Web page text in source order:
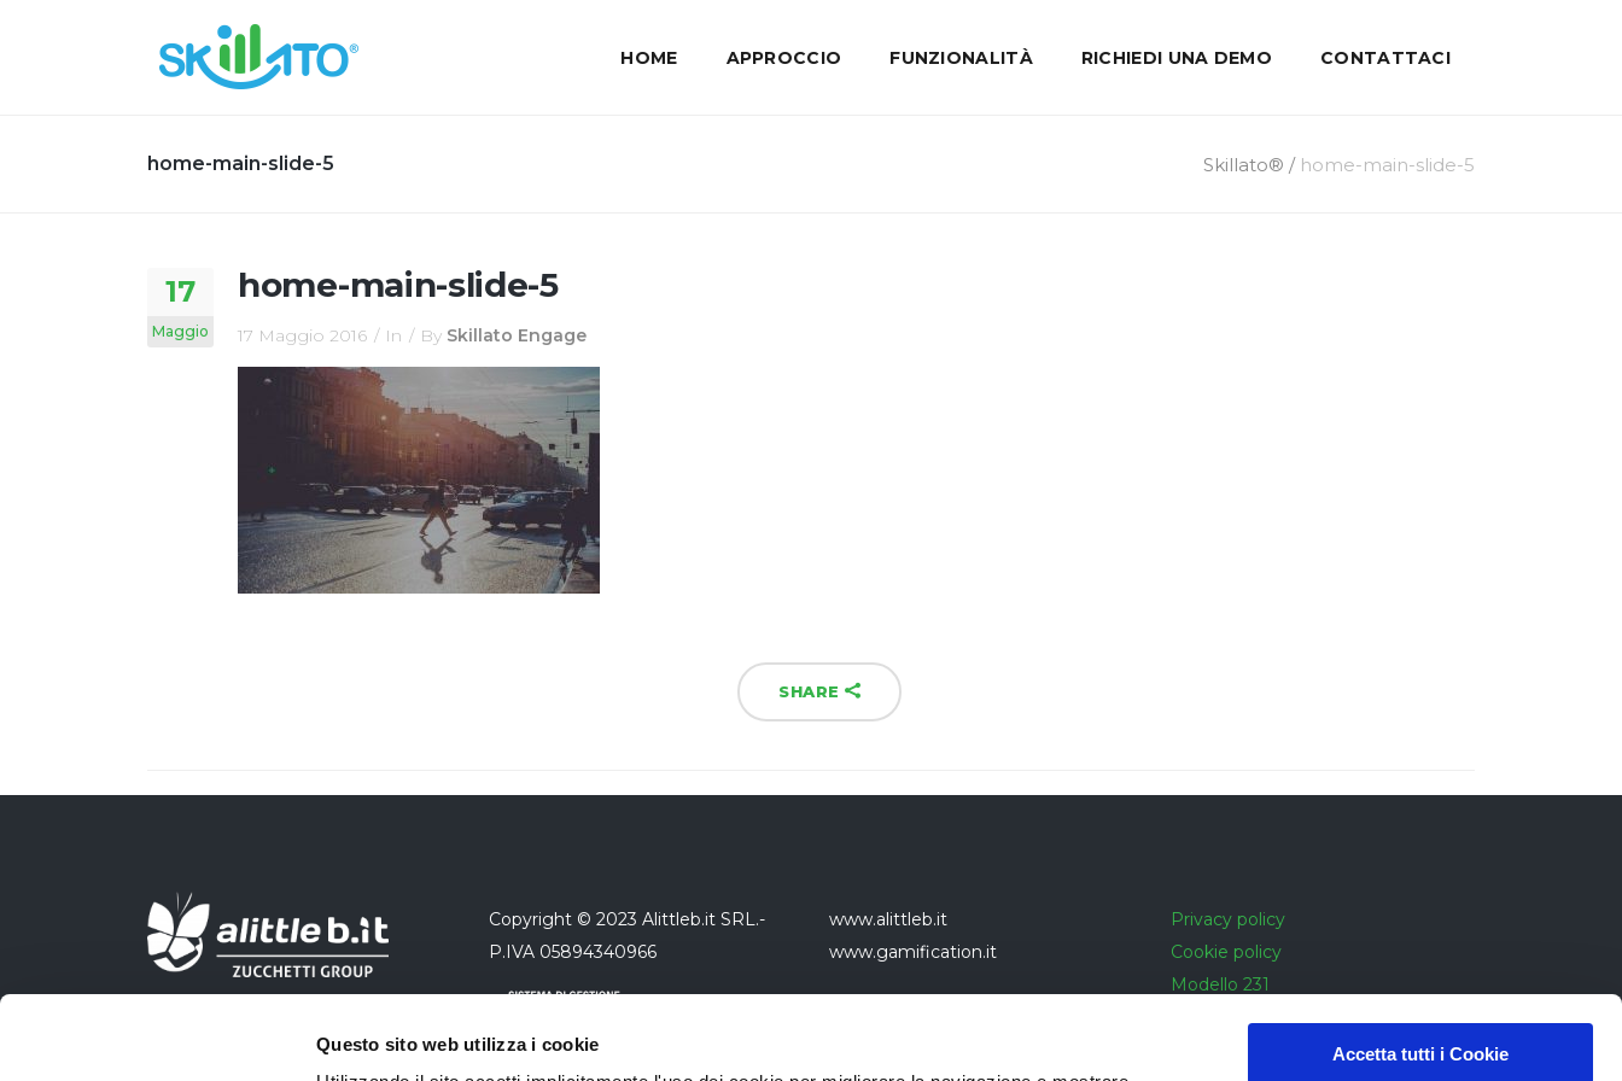
Questo sito web utilizza i cookie
Accetta tutti i Cookie
HOME APPROCCIO FUNZIONALITÀ RICHIEDI UNA DEMO CONTATTACI
home-main-slide-5 Skillato® / home-main-slide-5
17
Maggio
home-main-slide-5
17 Maggio 2016 In By Skillato Engage
SHARE
Copyright © 2023 Alittleb.it SRL.-
P.IVA 05894340966
www.alittleb.it
www.gamification.it
Privacy policy
Cookie policy
Modello 231